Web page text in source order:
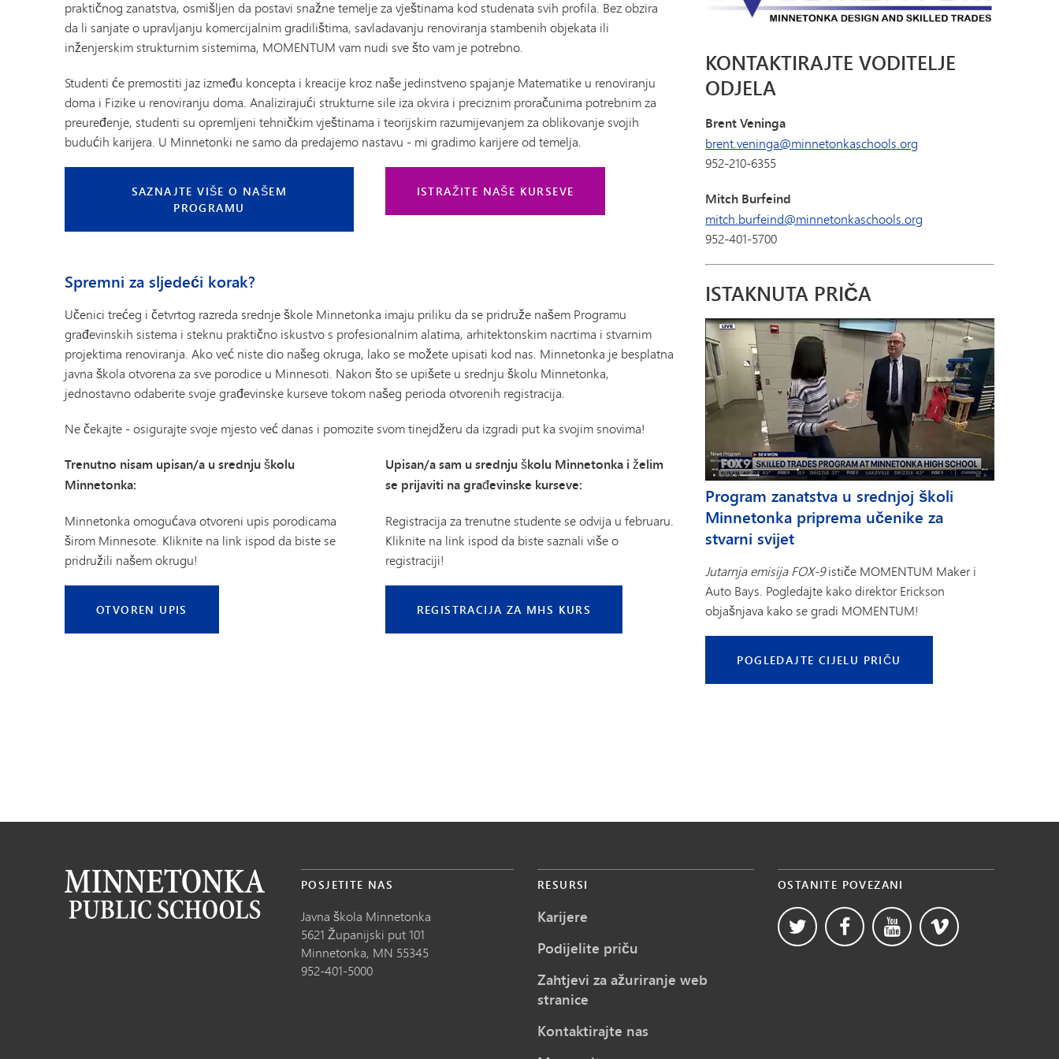
praktičnog zanatstva, osmišljen da postavi snažne temelje za vještinama kod studenata svih profila. Bez obzira
da li sanjate o upravljanju komercijalnim gradilištima, savladavanju renoviranja stambenih objekata ili
inženjerskim strukturnim sistemima, MOMENTUM vam nudi sve što vam je potrebno.
Studenti će premostiti jaz između koncepta i kreacije kroz naše jedinstveno spajanje Matematike u renoviranju
doma i Fizike u renoviranju doma. Analizirajući strukturne sile iza okvira i preciznim proračunima potrebnim za
preuređenje, studenti su opremljeni tehničkim vještinama i teorijskim razumijevanjem za oblikovanje svojih
budućih karijera. U Minnetonki ne samo da predajemo nastavu - mi gradimo karijere od temelja.
SAZNAJTE VIŠE O NAŠEM
PROGRAMU
ISTRAŽITE NAŠE KURSEVE
Spremni za sljedeći korak?
Učenici trećeg i četvrtog razreda srednje škole Minnetonka imaju priliku da se pridruže našem Programu
građevinskih sistema i steknu praktično iskustvo s profesionalnim alatima, arhitektonskim nacrtima i stvarnim
projektima renoviranja. Ako već niste dio našeg okruga, lako se možete upisati kod nas. Minnetonka je besplatna
javna škola otvorena za sve porodice u Minnesoti. Nakon što se upišete u srednju školu Minnetonka,
jednostavno odaberite svoje građevinske kurseve tokom našeg perioda otvorenih registracija.
Ne čekajte - osigurajte svoje mjesto već danas i pomozite svom tinejdžeru da izgradi put ka svojim snovima!
Trenutno nisam upisan/a u srednju školu
Minnetonka:
Minnetonka omogućava otvoreni upis porodicama
širom Minnesote. Kliknite na link ispod da biste se
pridružili našem okrugu!
OTVOREN UPIS
Upisan/a sam u srednju školu Minnetonka i želim
se prijaviti na građevinske kurseve:
Registracija za trenutne studente se odvija u februaru.
Kliknite na link ispod da biste saznali više o
registraciji!
REGISTRACIJA ZA MHS KURS
KONTAKTIRAJTE VODITELJE
ODJELA
Brent Veninga
brent.veninga@minnetonkaschools.org
952-210-6355
Mitch Burfeind
mitch.burfeind@minnetonkaschools.org
952-401-5700
ISTAKNUTA PRIČA
Program zanatstva u srednjoj školi
Minnetonka priprema učenike za
stvarni svijet
Jutarnja emisija FOX-9ističe MOMENTUM Maker i
Auto Bays. Pogledajte kako direktor Erickson
objašnjava kako se gradi MOMENTUM!
POGLEDAJTE CIJELU PRIČU
POSJETITE NAS
Javna škola Minnetonka
5621 Županijski put 101
Minnetonka, MN 55345
952-401-5000
RESURSI
Karijere
Podijelite priču
Zahtjevi za ažuriranje web
stranice
Kontaktirajte nas
OSTANITE POVEZANI